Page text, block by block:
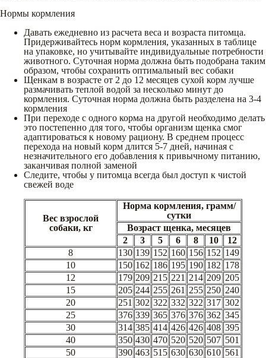
Нормы кормления
Давать ежедневно из расчета веса и возраста питомца.
Придерживайтесь норм кормления, указанных в таблице
на упаковке, но учитывайте индивидуальные потребности
животного. Суточная норма должна быть подобрана таким
образом, чтобы сохранить оптимальный вес собаки
Щенкам в возрасте от 2 до 12 месяцев сухой корм лучше
размачивать теплой водой за несколько минут до
кормления. Суточная норма должна быть разделена на 3-4
кормления
При переходе с одного корма на другой необходимо делать
это постепенно для того, чтобы организм щенка смог
адаптироваться к новому рациону. В среднем процесс
перехода на новый корм длится 5-7 дней, начиная с
незначительного его добавления к привычному питанию,
заканчивая полной заменой
Следите, чтобы у питомца всегда был доступ к чистой
свежей воде
Вес взрослой
собаки, кг
Норма кормления, грамм/
сутки
Возраст щенка, месяцев
2
3 5 6 8 10
12
8
130 139 152 160 156 152 149
10
150 162 186 195 190 182 178
12
179 209 215 221 214 209 205
15
205 244 255 261 255 250 240
20
251 302 322 332 322 317 302
25
376 339 365 376 376 362 345
30
314 385 414 426 426 408 395
40
350 430 470 520 520 507 501
50
390 463 515 630 630 610 561